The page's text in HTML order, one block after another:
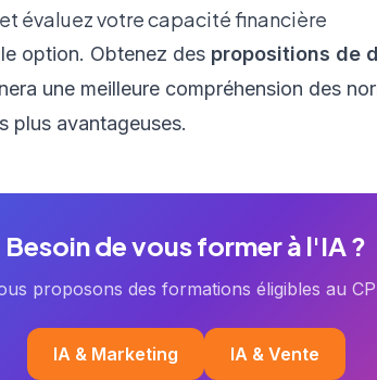
évaluez votre capacité financière
option. Obtenez des propositions de
une meilleure compréhension des
plus avantageuses.
Besoin de vous former à l'IA ?
proposons des formations éligibles au
IA & Marketing IA & Vente